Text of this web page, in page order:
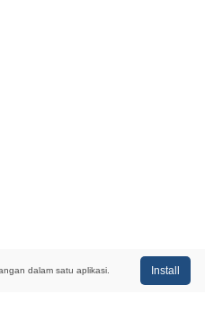
dalam satu aplikasi. Install